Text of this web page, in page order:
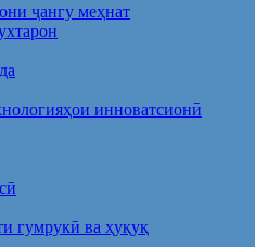
ҷангу меҳнат
инноватсионӣ
гумрукӣ ва ҳуқуқ